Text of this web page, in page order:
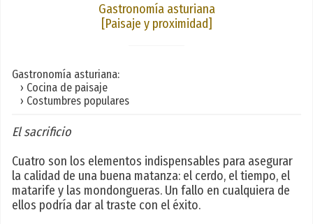
Gastronomía asturiana
[Paisaje y proximidad]
Gastronomía asturiana:
› Cocina de paisaje
› Costumbres populares
El sacrificio
Cuatro son los elementos indispensables para asegurar
la calidad de una buena matanza: el cerdo, el tiempo, el
matarife y las mondongueras. Un fallo en cualquiera de
ellos podría dar al traste con el éxito.